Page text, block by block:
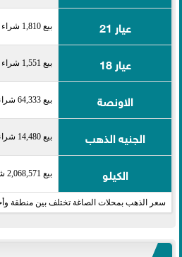
عيار 21 بيع 1,810 شراء 1,850
عيار 18 بيع 1,551 شراء 1,586
الاونصة بيع 64,333 شراء 65,754
الجنيه الذهب بيع 14,480 شراء 14,800
الكيلو بيع 2,068,571 شراء 2,114,286
سعر الذهب بمحلات الصاغة تختلف بين منطقة